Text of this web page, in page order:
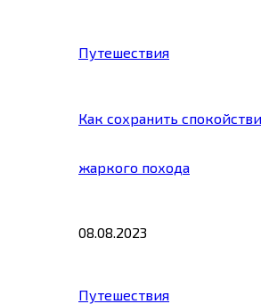
Путешествия
Как сохранить
жаркого похода
08.08.2023
Путешествия